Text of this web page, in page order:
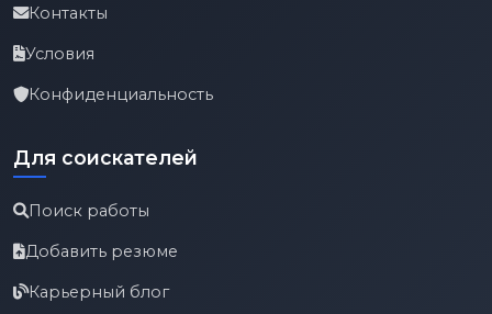
Контакты
Условия
Конфиденциальность
Для соискателей
Поиск работы
Добавить резюме
Карьерный блог